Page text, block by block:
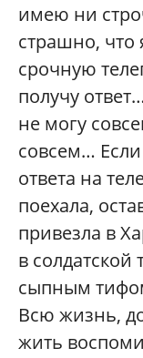
имею ни
страшно, что
срочную
получу
не могу
совсем…
ответа на
поехала,
привезла в
в солдатской
сыпным
Всю жизнь,
жить